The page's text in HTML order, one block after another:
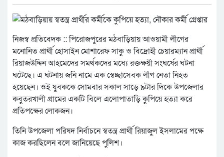
নিজস্ব প্রতিবেদক :: পিরোজপুরের মঠবাড়িয়ায় আওয়ামী লীগের
মনোনিত প্রার্থী হোসাইন মোশারেফ সাকু ও বিদ্রোহী চেয়ারম্যান প্রার্থী
রিয়াজউদ্দিন আহমেদের সমর্থকদের মধ্যে রক্তক্ষয়ী সংঘর্ষের ঘটনা
ঘটেছে। এ ঘটনায় জনি নামে এক স্বেচ্ছাসেবক লীগ নেতা নিহত
হয়েছেন। ওই যুবককে সোমবার সকাল সাড়ে ৯টার দিকে উপজেলার
কবুতরখালী গ্রামের একটি বিলে এলোপাতাড়ি কুপিয়ে হত্যা করে
প্রতিপক্ষের লোকজন।
তিনি উপজেলা পরিষদ নির্বাচনে স্বতন্ত্র প্রার্থী রিয়াজুল ইসলামের পক্ষে
কাজ করছিলেন বলে জানিয়েছে পুলিশ।